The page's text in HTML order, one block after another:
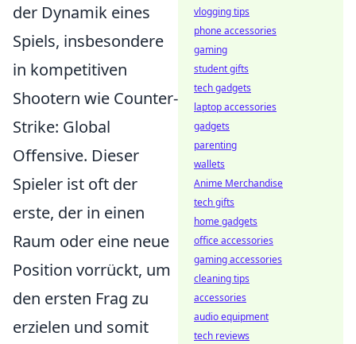
der Dynamik eines
Spiels, insbesondere
in kompetitiven
Shootern wie Counter-
Strike: Global
Offensive. Dieser
Spieler ist oft der
erste, der in einen
Raum oder eine neue
Position vorrückt, um
den ersten Frag zu
erzielen und somit
vlogging tips
phone accessories
gaming
student gifts
tech gadgets
laptop accessories
gadgets
parenting
wallets
Anime Merchandise
tech gifts
home gadgets
office accessories
gaming accessories
cleaning tips
accessories
audio equipment
tech reviews